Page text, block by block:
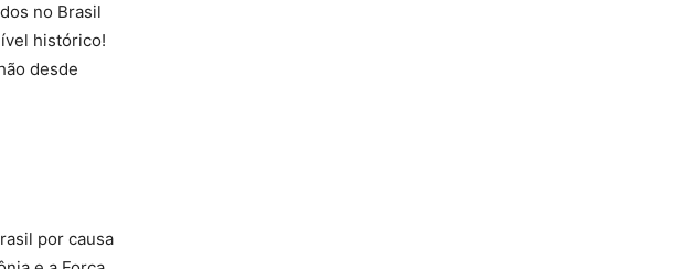
no Brasil
histórico!
desde
por causa